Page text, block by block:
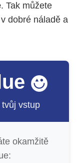
. Tak můžete
dobré náladě a
tvůj vstup
okamžitě